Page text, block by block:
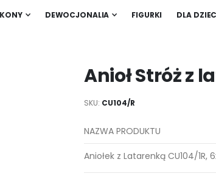
DEWOCJONALIA FIGURKI DLA
Anioł Stróż z
SKU CU104/R
Elementy
NAZWA PRODUKTU
Aniołek z Latarenką CU104/1R,